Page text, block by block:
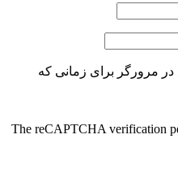
در مرورگر برای زمانی که
The reCAPTCHA verification